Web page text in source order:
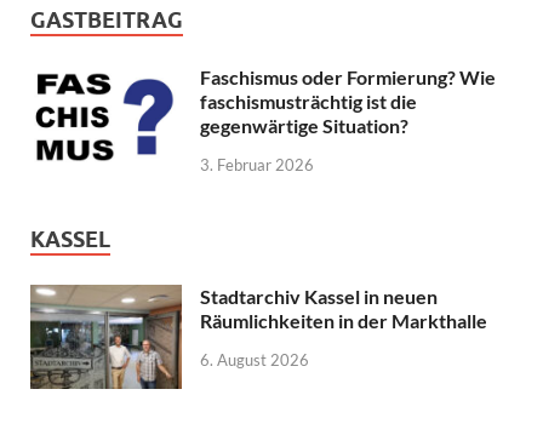
GASTBEITRAG
Faschismus oder Formierung? Wie
faschismusträchtig ist die
gegenwärtige Situation?
3. Februar 2026
KASSEL
Stadtarchiv Kassel in neuen
Räumlichkeiten in der Markthalle
6. August 2026